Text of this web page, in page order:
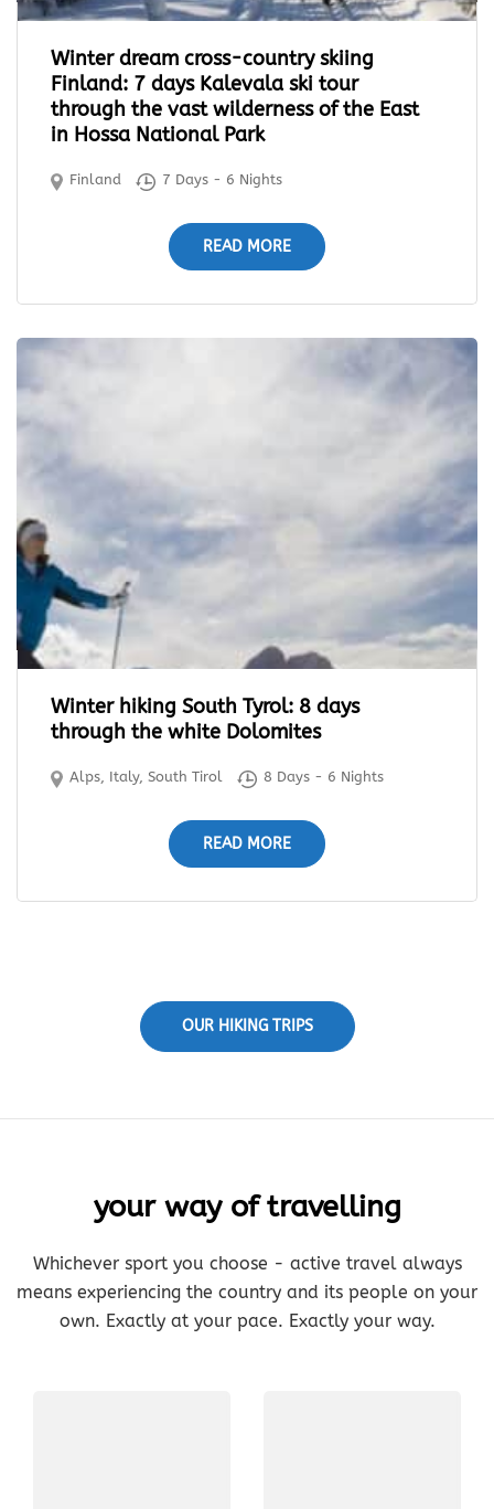
Winter dream cross-country skiing
Finland: 7 days Kalevala ski tour
through the vast wilderness of the East
in Hossa National Park
Finland 7 Days - 6 Nights
READ MORE
Winter hiking South Tyrol: 8 days
through the white Dolomites
Alps, Italy,South Tirol 8 Days - 6 Nights
READ MORE
OUR HIKING TRIPS
your way of travelling
Whichever sport you choose - active travel always
means experiencing the country and its people on your
own. Exactly at your pace. Exactly your way.